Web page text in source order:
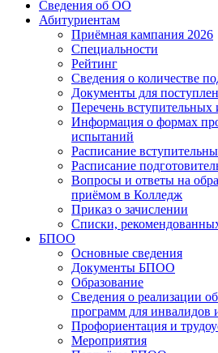
Сведения об ОО
Абитуриентам
Приёмная кампания 2026
Специальности
Рейтинг
Сведения о количестве
Документы для
Перечень вступительных
Информация о формах
испытаний
Расписание
Расписание
Вопросы и ответы на
приёмом в Колледж
Приказ о зачислении
Списки,
БПОО
Основные сведения
Документы БПОО
Образование
Сведения о реализации
программ для
Профориентация и
Мероприятия